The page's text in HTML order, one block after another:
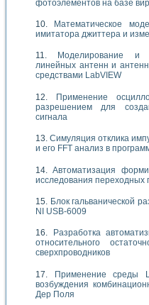
фотоэлементов на базе
Математическое
имитатора джиттера и
Моделирование и
линейных антенн и
средствами LabVIEW
Применение
разрешением для
сигнала
Симуляция отклика
и его FFT анализ в
Автоматизация
исследования переходных
Блок гальванической
NI USB-6009
Разработка
относительного
сверхпроводников
Применение среды
возбуждения
Дер Поля